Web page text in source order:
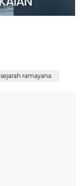
sejarah ramayana